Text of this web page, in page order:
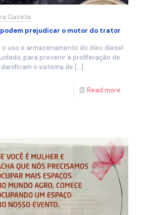
Gazeta
prejudicar o motor do trator
uso e armazenamento do óleo diesel
para prevenir a proliferação de
o sistema de […]
Read more